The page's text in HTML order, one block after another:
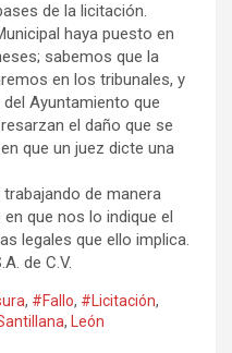
de la licitación.
haya puesto en
sabemos que la
en los tribunales, y
Ayuntamiento que
el daño que se
que un juez dicte una
de manera
que nos lo indique el
legales que ello implica.
de C.V.
, #Fallo, #Licitación,
, León